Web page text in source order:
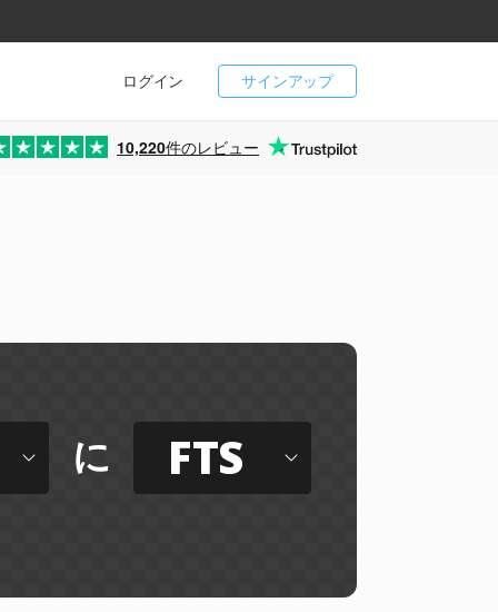
サインアップ
ログイン
10,220件のレビュー
に FTS